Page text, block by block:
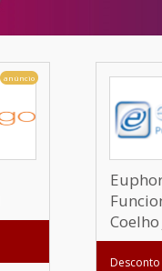
anúncio
Coelho